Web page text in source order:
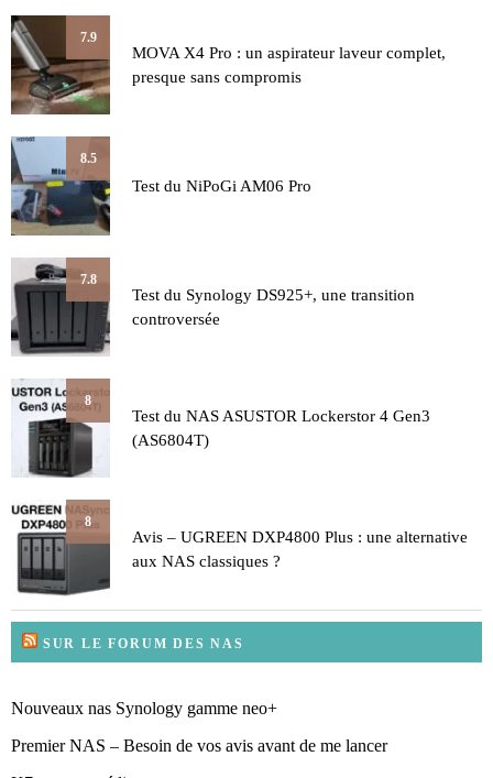
7.9
MOVA X4 Pro : un aspirateur laveur complet,
presque sans compromis
8.5
Test du NiPoGi AM06 Pro
7.8
Test du Synology DS925+, une transition
controversée
8
Test du NAS ASUSTOR Lockerstor 4 Gen3
(AS6804T)
8
Avis – UGREEN DXP4800 Plus : une alternative
aux NAS classiques ?
SUR LE FORUM DES NAS
Nouveaux nas Synology gamme neo+
Premier NAS – Besoin de vos avis avant de me lancer